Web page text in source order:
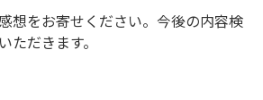
想をお寄せください。今後の内容検
ただきます。